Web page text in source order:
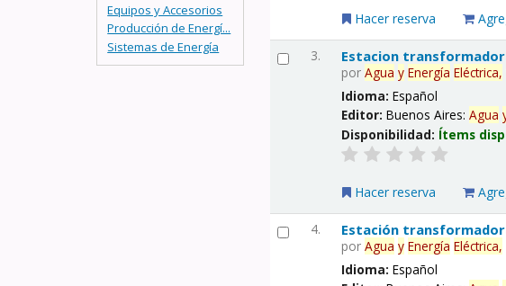
Equipos y Accesorios
Producción de Energí...
Sistemas de Energía
Hacer reserva
3. Estacion
porAgua y Energía Eléctrica,
Idioma:Español
Editor:Buenos Aires:Agua
Disponibilidad: Ítems
Hacer reserva
4. Estación
porAgua y Energía Eléctrica,
Idioma:Español